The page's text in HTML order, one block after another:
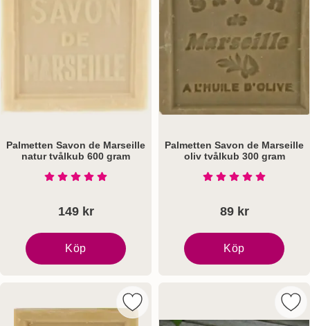
Palmetten Savon de Marseille
natur tvålkub 600 gram
Art. nr 5576 Betyg: 5 Stjärnor av 5
149 kr
Köp
Palmetten Savon de Marseille natur tvålkub 600 gram
Palmetten Savon de Marseille
oliv tvålkub 300 gram
Art. nr 5575 Betyg: 5 Stjärnor
89 kr
Köp
Palmetten Savon de
Markera palmetten Savon de